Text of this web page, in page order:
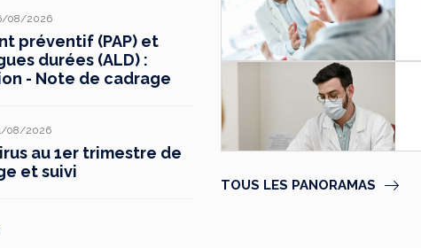
08/2026
préventif (PAP) et
durées (ALD) :
- Note de cadrage
08/2026
au 1er trimestre de
et suivi
TOUS LES PANORAMAS